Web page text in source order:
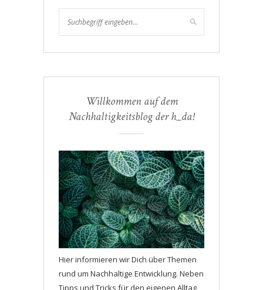
Willkommen auf dem
Nachhaltigkeitsblog der h_da!
Hier informieren wir Dich über Themen
rund um Nachhaltige Entwicklung. Neben
Tipps und Tricks für den eigenen Alltag